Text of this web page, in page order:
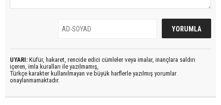
UYARI: Küfür, hakaret, rencide edici cümleler veya imalar, inançlara saldırı
içeren, imla kuralları ile yazılmamış,
Türkçe karakter kullanılmayan ve büyük harflerle yazılmış yorumlar
onaylanmamaktadır.